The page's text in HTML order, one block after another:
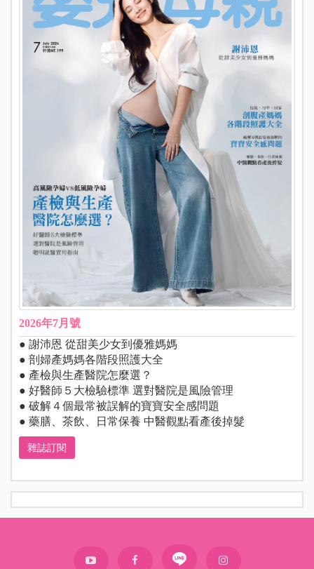
2026年7月號
● 謝沛恩 從甜美少女到優雅媽媽
● 剖婦產媽媽各階段照護大全
● 產檢與生產醫院怎麼選？
● 好醫師５大檢驗標準 選對醫院是風險管理
● 破解４個最常被誤解的寶寶安全感問題
● 藥膳、茶飲、日常保養 中醫觀點看產後掉髮
雜誌訂閱